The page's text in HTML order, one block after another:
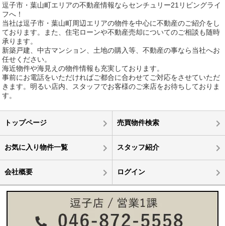
逗子市・葉山町エリアの不動産情報ならセンチュリー21リビングライ
フへ！
当社は逗子市・葉山町周辺エリアの物件を中心に不動産のご紹介をし
ております。また、住宅ローンや不動産売却についてのご相談も随時
承ります。
新築戸建、中古マンション、土地の購入等、不動産の事なら当社へお
任せください。
海近物件や海見えの物件情報も充実しております。
事前にお電話をいただければご都合に合わせてご対応をさせていただ
きます。明るい店内、スタッフでお客様のご来店をお待ちしておりま
す。
トップページ 売買物件検索
お気に入り物件一覧 スタッフ紹介
会社概要 ログイン